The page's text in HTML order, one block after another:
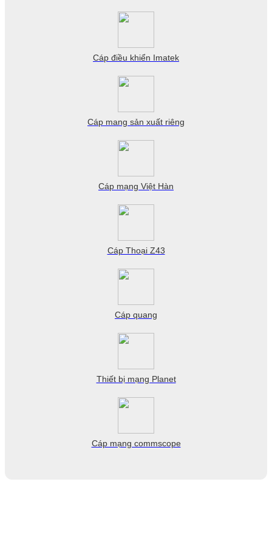
Cáp điều khiển Imatek
Cáp mang sản xuất riêng
Cáp mạng Việt Hàn
Cáp Thoại Z43
Cáp quang
Thiết bị mạng Planet
Cáp mạng commscope